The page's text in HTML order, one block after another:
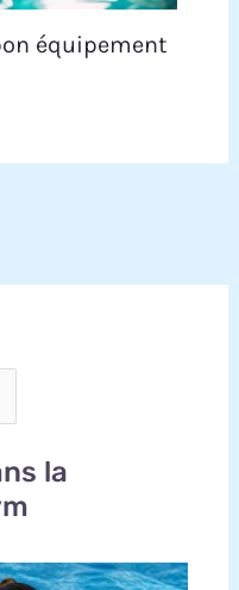
équipement
la